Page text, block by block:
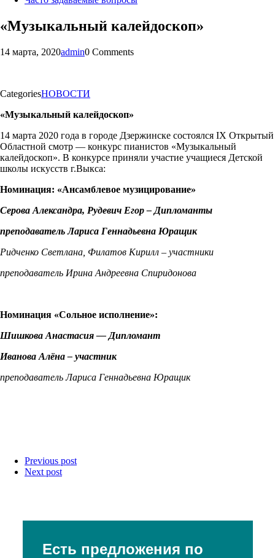
«Музыкальный калейдоскоп»
14 марта, 2020admin0 Comments
CategoriesНОВОСТИ
«Музыкальный калейдоскоп»
14 марта 2020 года в городе Дзержинске состоялся IX Открытый
Областной смотр — конкурс пианистов «Музыкальный
калейдоскоп». В конкурсе приняли участие учащиеся Детской
школы искусств г.Выкса:
Номинация: «Ансамблевое музицирование»
Серова Александра, Рудевич Егор – Дипломанты
преподаватель Лариса Геннадьевна Юращик
Ридченко Светлана, Филатов Кирилл – участники
преподаватель Ирина Андреевна Спиридонова
Номинация «Сольное исполнение»:
Шишкова Анастасия — Дипломант
Иванова Алёна – участник
преподаватель Лариса Геннадьевна Юращик
Previous post
Next post
Есть предложения по